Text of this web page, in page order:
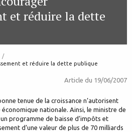
et réduire la dette
et réduire la dette publique
Article du 19/06/2007
tenue de la croissance n’autorisent
nationale. Ainsi, le ministre de
un programme de baisse d’impôts et
d’une valeur de plus de 70 milliards